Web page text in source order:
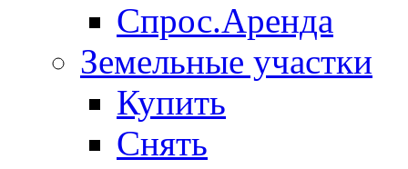
Спрос.Аренда
Земельные участки
Купить
Снять